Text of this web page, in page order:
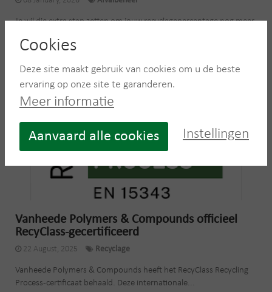
Je wil die extra stap zetten om jouw recyclagepercentage nog meer
Vanheede Polymers & Compounds officieel
RecyClass-gecertificeerd
22 August, 2025 Recyclage
Vanheede Polymers & Compounds heeft het RecyClass Recycling
Process-certificaat behaald. Deze internationale...
Cookies
Deze site maakt gebruik van cookies om u de beste
ervaring op onze site te garanderen.
Meer informatie
Aanvaard alle cookies Instellingen